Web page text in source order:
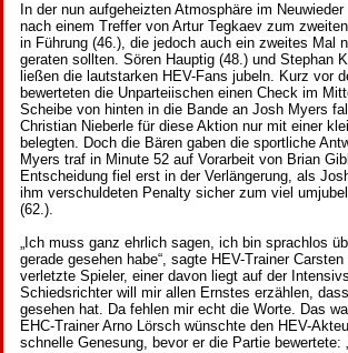
In der nun aufgeheizten Atmosphäre im
nach einem Treffer von Artur Tegkaev zum
in Führung (46.), die jedoch auch ein zweites Mal
geraten sollten. Sören Hauptig (48.) und Stephan
ließen die lautstarken HEV-Fans jubeln. Kurz vor
bewerteten die Unparteiischen einen Check im
Scheibe von hinten in die Bande an Josh Myers
Christian Nieberle für diese Aktion nur mit einer
belegten. Doch die Bären gaben die sportliche
Myers traf in Minute 52 auf Vorarbeit von Brian
Entscheidung fiel erst in der Verlängerung, als
ihm verschuldeten Penalty sicher zum viel
(62.).
„Ich muss ganz ehrlich sagen, ich bin sprachlos
gerade gesehen habe“, sagte HEV-Trainer
verletzte Spieler, einer davon liegt auf der
Schiedsrichter will mir allen Ernstes erzählen,
gesehen hat. Da fehlen mir echt die Worte. Das
EHC-Trainer Arno Lörsch wünschte den HEV-
schnelle Genesung, bevor er die Partie bewertete: